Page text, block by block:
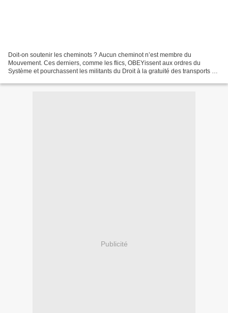
Doit-on soutenir les cheminots ? Aucun cheminot n’est membre du
Mouvement. Ces derniers, comme les flics, OBEYissent aux ordres du
Système et pourchassent les militants du Droit à la gratuité des transports en
Publicité